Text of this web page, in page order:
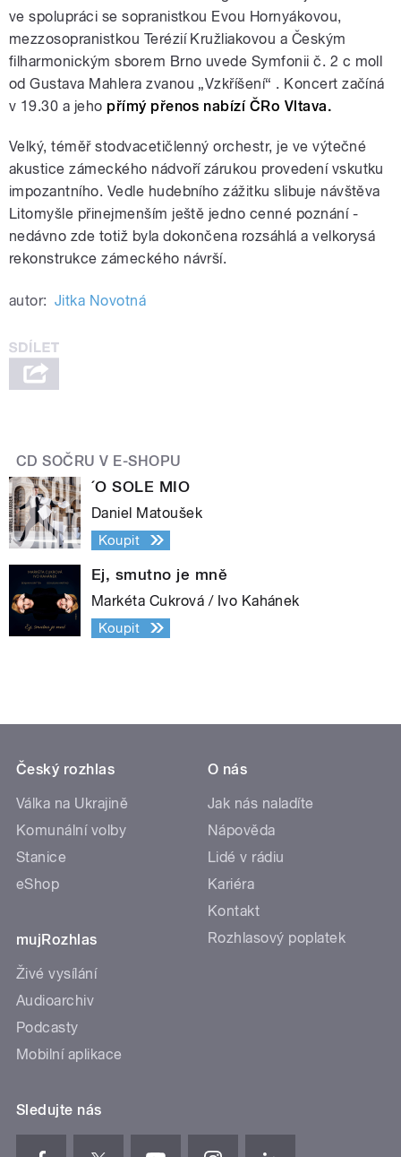
ve spolupráci se sopranistkou Evou Hornyákovou,
mezzosopranistkou Terézií Kružliakovou a Českým
filharmonickým sborem Brno uvede Symfonii č. 2 c moll
od Gustava Mahlera zvanou „Vzkříšení“ . Koncert začíná
v 19.30 a jeho přímý přenos nabízí ČRo Vltava.
Velký, téměř stodvacetičlenný orchestr, je ve výtečné
akustice zámeckého nádvoří zárukou provedení vskutku
impozantního. Vedle hudebního zážitku slibuje návštěva
Litomyšle přinejmenším ještě jedno cenné poznání -
nedávno zde totiž byla dokončena rozsáhlá a velkorysá
rekonstrukce zámeckého návrší.
autor: Jitka Novotná
CD SOČRU V E-SHOPU
´O SOLE MIO
Daniel Matoušek
Koupit
Ej, smutno je mně
Markéta Cukrová / Ivo Kahánek
Koupit
Český rozhlas
Válka na Ukrajině
Komunální volby
Stanice
eShop
mujRozhlas
Živé vysílání
Audioarchiv
Podcasty
Mobilní aplikace
O nás
Jak nás naladíte
Nápověda
Lidé v rádiu
Kariéra
Kontakt
Rozhlasový poplatek
Sledujte nás